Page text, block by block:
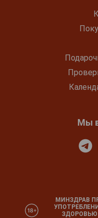
Мы
МИНЗДРАВ